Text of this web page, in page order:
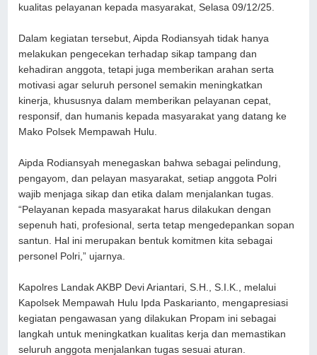
kualitas pelayanan kepada masyarakat, Selasa 09/12/25.
Dalam kegiatan tersebut, Aipda Rodiansyah tidak hanya
melakukan pengecekan terhadap sikap tampang dan
kehadiran anggota, tetapi juga memberikan arahan serta
motivasi agar seluruh personel semakin meningkatkan
kinerja, khususnya dalam memberikan pelayanan cepat,
responsif, dan humanis kepada masyarakat yang datang ke
Mako Polsek Mempawah Hulu.
Aipda Rodiansyah menegaskan bahwa sebagai pelindung,
pengayom, dan pelayan masyarakat, setiap anggota Polri
wajib menjaga sikap dan etika dalam menjalankan tugas.
“Pelayanan kepada masyarakat harus dilakukan dengan
sepenuh hati, profesional, serta tetap mengedepankan sopan
santun. Hal ini merupakan bentuk komitmen kita sebagai
personel Polri,” ujarnya.
Kapolres Landak AKBP Devi Ariantari, S.H., S.I.K., melalui
Kapolsek Mempawah Hulu Ipda Paskarianto, mengapresiasi
kegiatan pengawasan yang dilakukan Propam ini sebagai
langkah untuk meningkatkan kualitas kerja dan memastikan
seluruh anggota menjalankan tugas sesuai aturan.